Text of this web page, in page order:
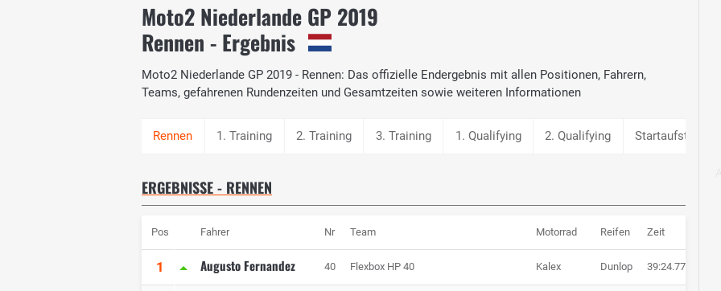
Moto2 Niederlande GP 2019
Rennen - Ergebnis
Moto2 Niederlande GP 2019 - Rennen: Das offizielle Endergebnis mit allen Positionen, Fahrern,
Teams, gefahrenen Rundenzeiten und Gesamtzeiten sowie weiteren Informationen
1. Training 2. Training 3. Training 1. Qualifying 2. Qualifying Startaufstellung
ERGEBNISSE - RENNEN
Pos Fahrer Nr Team Motorrad Reifen Zeit
1 Augusto Fernandez 40 Flexbox HP 40 Kalex Dunlop 39:24.779